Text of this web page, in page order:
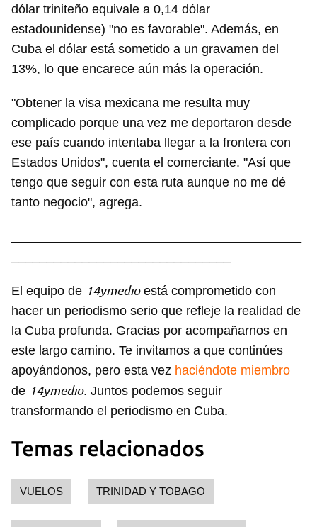
iniciar sesión con tu cuenta de 14ymedio.
dólar triniteño equivale a 0,14 dólar
estadounidense) "no es favorable". Además, en
Cuba el dólar está sometido a un gravamen del
13%, lo que encarece aún más la operación.
"Obtener la visa mexicana me resulta muy
complicado porque una vez me deportaron desde
ese país cuando intentaba llegar a la frontera con
Estados Unidos", cuenta el comerciante. "Así que
tengo que seguir con esta ruta aunque no me dé
tanto negocio", agrega.
El equipo de 14ymedioestá comprometido con
hacer un periodismo serio que refleje la realidad de
la Cuba profunda. Gracias por acompañarnos en
este largo camino. Te invitamos a que continúes
apoyándonos, pero esta vez haciéndote miembro
de 14ymedio. Juntos podemos seguir
transformando el periodismo en Cuba.
Temas relacionados
VUELOS TRINIDAD Y TOBAGO